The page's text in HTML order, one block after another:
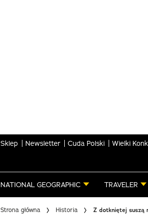
Sklep Newsletter Cuda Polski Wielki
NATIONAL GEOGRAPHIC TRAVELER
Strona główna Historia Z dotkniętej suszą